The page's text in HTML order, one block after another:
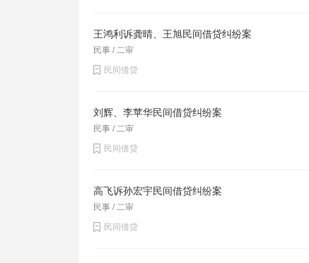
王鸿利诉龚晴、王旭民间借贷纠纷案
民事 / 二审
民间借贷
刘辉、李苹华民间借贷纠纷案
民事 / 二审
民间借贷
高飞诉孙宏宇民间借贷纠纷案
民事 / 二审
民间借贷